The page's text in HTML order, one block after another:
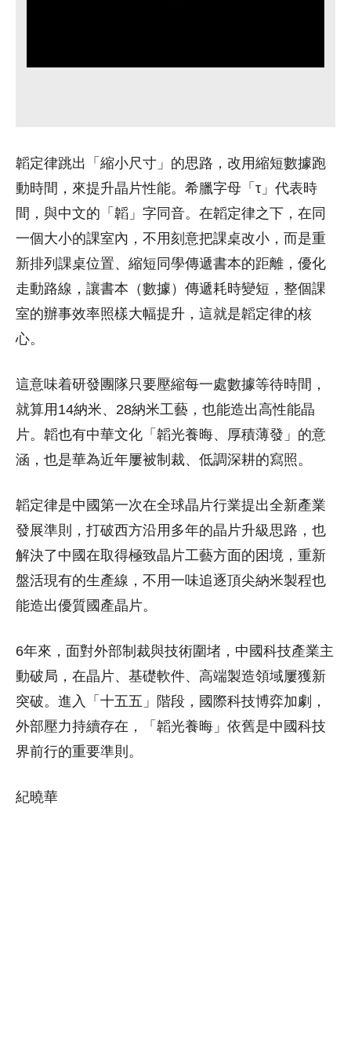
韜定律跳出「縮小尺寸」的思路，改用縮短數據跑
動時間，來提升晶片性能。希臘字母「τ」代表時
間，與中文的「韜」字同音。在韜定律之下，在同
一個大小的課室內，不用刻意把課桌改小，而是重
新排列課桌位置、縮短同學傳遞書本的距離，優化
走動路線，讓書本（數據）傳遞耗時變短，整個課
室的辦事效率照樣大幅提升，這就是韜定律的核
心。
這意味着研發團隊只要壓縮每一處數據等待時間，
就算用14納米、28納米工藝，也能造出高性能晶
片。韜也有中華文化「韜光養晦、厚積薄發」的意
涵，也是華為近年屢被制裁、低調深耕的寫照。
韜定律是中國第一次在全球晶片行業提出全新產業
發展準則，打破西方沿用多年的晶片升級思路，也
解決了中國在取得極致晶片工藝方面的困境，重新
盤活現有的生產線，不用一味追逐頂尖納米製程也
能造出優質國產晶片。
6年來，面對外部制裁與技術圍堵，中國科技產業主
動破局，在晶片、基礎軟件、高端製造領域屢獲新
突破。進入「十五五」階段，國際科技博弈加劇，
外部壓力持續存在，「韜光養晦」依舊是中國科技
界前行的重要準則。
紀曉華